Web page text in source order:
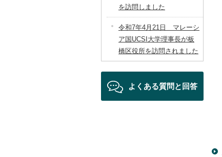
を訪問しました
令和7年4月21日 マレーシ
ア国UCSI大学理事長が板
橋区役所を訪問されました
よくある質問と回答